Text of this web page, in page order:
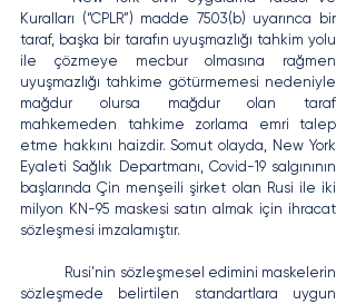
Kuralları (“CPLR”) madde 7503(b) uyarınca bir
taraf, başka bir tarafın uyuşmazlığı tahkim yolu
ile çözmeye mecbur olmasına rağmen
uyuşmazlığı tahkime götürmemesi nedeniyle
mağdur olursa mağdur olan taraf
mahkemeden tahkime zorlama emri talep
etme hakkını haizdir. Somut olayda, New York
Eyaleti Sağlık Departmanı, Covid-19 salgınının
başlarında Çin menşeili şirket olan Rusi ile iki
milyon KN-95 maskesi satın almak için ihracat
sözleşmesi imzalamıştır.
sözleşmede belirtilen standartlara uygun